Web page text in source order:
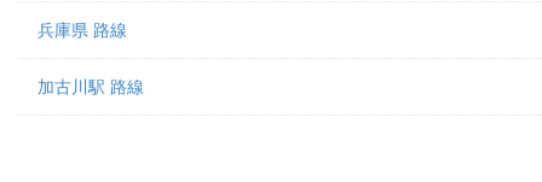
兵庫県 路線
加古川駅 路線